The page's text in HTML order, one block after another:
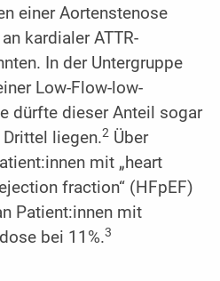
einer Aortenstenose
kardialer ATTR-
In der Untergruppe
Low-Flow-low-
dürfte dieser Anteil sogar
liegen.2Über
mit „heart
fraction“ (HFpEF)
Patient:innen mit
bei 11%.3